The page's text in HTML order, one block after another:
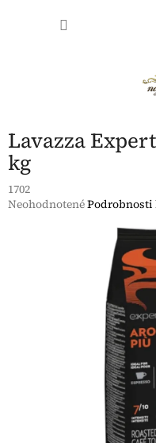
Lavazza
kg
1702
Priemerné
Neohodnotené